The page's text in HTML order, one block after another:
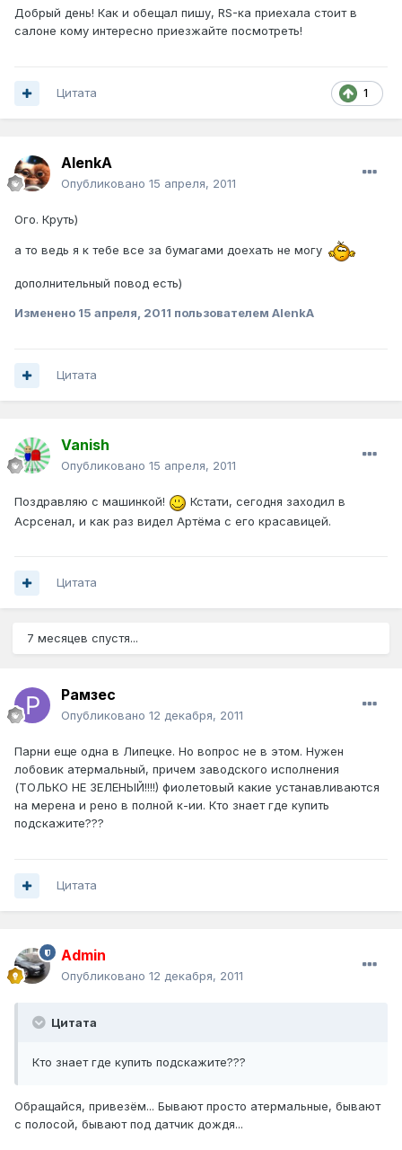
Добрый день! Как и обещал пишу, RS-ка приехала стоит в
салоне кому интересно приезжайте посмотреть!
1
Цитата
AlenkA
Опубликовано 15 апреля, 2011
Ого. Круть)
а то ведь я к тебе все за бумагами доехать не могу
дополнительный повод есть)
Изменено 15 апреля, 2011 пользователем AlenkA
Цитата
Vanish
Опубликовано 15 апреля, 2011
Поздравляю с машинкой!
Кстати, сегодня заходил в
Асрсенал, и как раз видел Артёма с его красавицей.
Цитата
7 месяцев спустя...
Рамзес
Опубликовано 12 декабря, 2011
Парни еще одна в Липецке. Но вопрос не в этом. Нужен
лобовик атермальный, причем заводского исполнения
(ТОЛЬКО НЕ ЗЕЛЕНЫЙ!!!!) фиолетовый какие устанавливаются
на мерена и рено в полной к-ии. Кто знает где купить
подскажите???
Цитата
Admin
Опубликовано 12 декабря, 2011
Цитата
Кто знает где купить подскажите???
Обращайся, привезём... Бывают просто атермальные, бывают
с полосой, бывают под датчик дождя...